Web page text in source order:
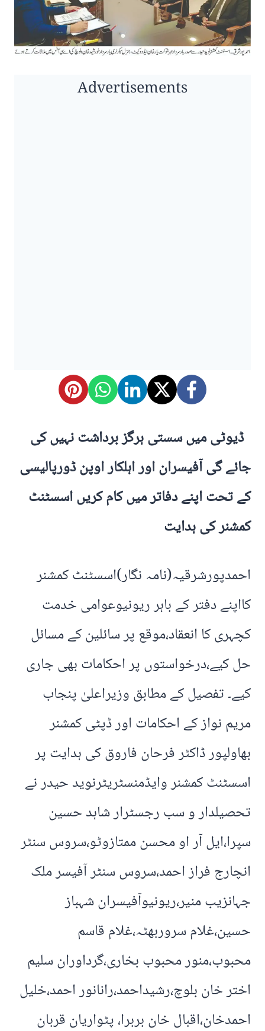
Advertisements
ڈیوٹی میں سستی ہرگز برداشت نہیں کی
جائے گی آفیسران اور اہلکار اوپن ڈورپالیسی
کے تحت اپنے دفاتر میں کام کریں اسسٹنٹ
کمشنر کی ہدایت‬
احمدپورشرقیہ(نامہ نگار)اسسٹنٹ کمشنر
کااپنے دفتر کے باہر ریونیوعوامی خدمت
کچہری کا انعقاد،موقع پر سائلین کے مسائل
حل کیے،درخواستوں پر احکامات بھی جاری
کیے۔ تفصیل کے مطابق وزیراعلیٰ پنجاب
مریم نواز کے احکامات اور ڈپٹی کمشنر
بھاولپور ڈاکٹر فرحان فاروق کی ہدایت پر
اسسٹنٹ کمشنر وایڈمنسٹریٹرنوید حیدر نے
تحصیلدار و سب رجسٹرار شاہد حسین
سپرا،ایل آر او محسن ممتازوٹو،سروس سنٹر
انچارج فراز احمد،سروس سنٹر آفیسر ملک
جہانزیب منیر،ریونیوآفیسران شہباز
حسین،غلام سروربھٹہ،غلام قاسم
محبوب،منور محبوب بخاری،گرداوران سلیم
اختر خان بلوچ،رشیداحمد،رانانور احمد،خلیل
احمدخان،اقبال خان بربرا، پٹواریان قربان